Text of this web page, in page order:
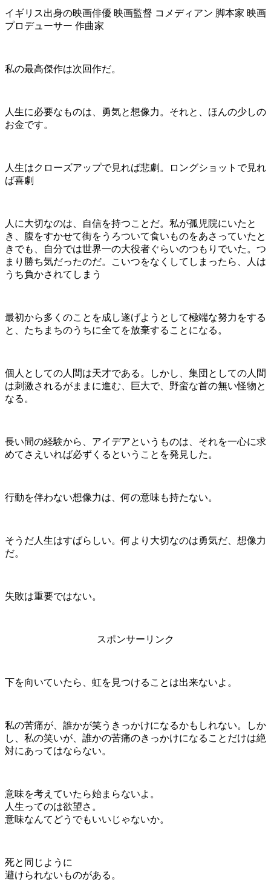
イギリス出身の映画俳優 映画監督 コメディアン 脚本家 映画
プロデューサー 作曲家
私の最高傑作は次回作だ。
人生に必要なものは、勇気と想像力。それと、ほんの少しの
お金です。
人生はクローズアップで見れば悲劇。ロングショットで見れ
ば喜劇
人に大切なのは、自信を持つことだ。私が孤児院にいたと
き、腹をすかせて街をうろついて食いものをあさっていたと
きでも、自分では世界一の大役者ぐらいのつもりでいた。つ
まり勝ち気だったのだ。こいつをなくしてしまったら、人は
うち負かされてしまう
最初から多くのことを成し遂げようとして極端な努力をする
と、たちまちのうちに全てを放棄することになる。
個人としての人間は天才である。しかし、集団としての人間
は刺激されるがままに進む、巨大で、野蛮な首の無い怪物と
なる。
長い間の経験から、アイデアというものは、それを一心に求
めてさえいれば必ずくるということを発見した。
行動を伴わない想像力は、何の意味も持たない。
そうだ人生はすばらしい。何より大切なのは勇気だ、想像力
だ。
失敗は重要ではない。
スポンサーリンク
下を向いていたら、虹を見つけることは出来ないよ。
私の苦痛が、誰かが笑うきっかけになるかもしれない。しか
し、私の笑いが、誰かの苦痛のきっかけになることだけは絶
対にあってはならない。
意味を考えていたら始まらないよ。
人生ってのは欲望さ。
意味なんてどうでもいいじゃないか。
死と同じように
避けられないものがある。